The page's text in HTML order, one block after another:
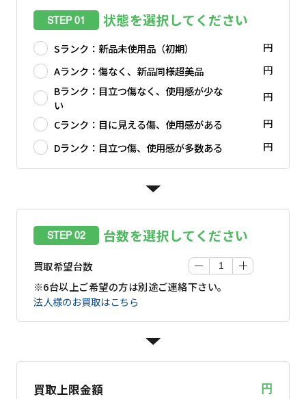
STEP 01 状態を選択してください
Sランク：新品未使用品（初期）
円
Aランク：傷なく、新品同様超美品
円
Bランク：目立つ傷なく、使用感が少な
い
円
Cランク：目に見える傷、使用感がある
円
Dランク：目立つ傷、使用感が多数ある
円
STEP 02 台数を選択してください
買取希望台数
※6台以上ご希望の方は別途ご連絡下さい。
法人様のお買取はこちら
買取上限金額 円